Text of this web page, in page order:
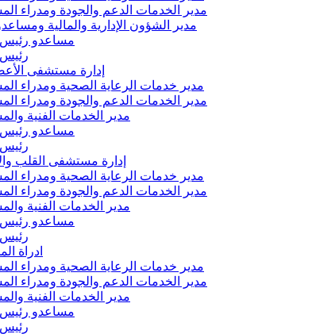
مدير الخدمات الدعم والجودة ومدراء
مدير الشؤون الإدارية والمالية
مساعدو رئيس
رئيس
إدارة مستشفى
مدير خدمات الرعاية الصحية ومدراء
مدير الخدمات الدعم والجودة ومدراء
مدير الخدمات الفنية
مساعدو رئيس
رئيس
إدارة مستشفى القلب
مدير خدمات الرعاية الصحية ومدراء
مدير الخدمات الدعم والجودة ومدراء
مدير الخدمات الفنية
مساعدو رئيس
رئيس
ادراة
مدير خدمات الرعاية الصحية ومدراء
مدير الخدمات الدعم والجودة ومدراء
مدير الخدمات الفنية
مساعدو رئيس
رئيس